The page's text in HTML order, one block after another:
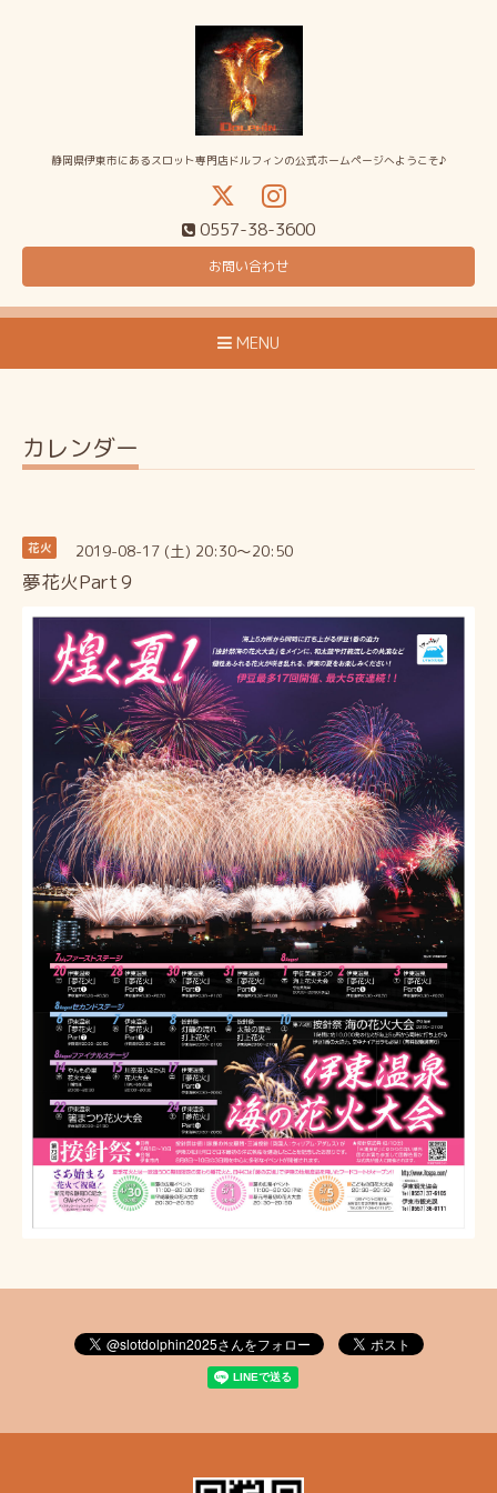
静岡県伊東市にあるスロット専門店ドルフィンの公式ホームページへようこそ♪
0557-38-3600
お問い合わせ
MENU
カレンダー
花火 2019-08-17 (土) 20:30～20:50
夢花火Part９